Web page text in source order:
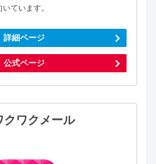
ています。
詳細ページ
公式ページ
ワクメール